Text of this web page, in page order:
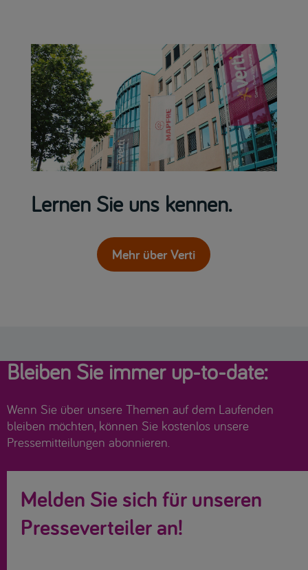
Lernen Sie uns kennen.
Mehr über Verti
Bleiben Sie immer up-to-date:
Wenn Sie über unsere Themen auf dem Laufenden
bleiben möchten, können Sie kostenlos unsere
Pressemitteilungen abonnieren.
Melden Sie sich für unseren
Presseverteiler an!